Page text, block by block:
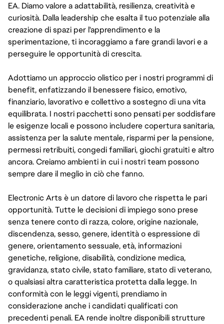
EA. Diamo valore a adattabilità, resilienza, creatività e
curiosità. Dalla leadership che esalta il tuo potenziale alla
creazione di spazi per l'apprendimento e la
sperimentazione, ti incoraggiamo a fare grandi lavori e a
perseguire le opportunità di crescita.
Adottiamo un approccio olistico per i nostri programmi di
benefit, enfatizzando il benessere fisico, emotivo,
finanziario, lavorativo e collettivo a sostegno di una vita
equilibrata. I nostri pacchetti sono pensati per soddisfare
le esigenze locali e possono includere copertura sanitaria,
assistenza per la salute mentale, risparmi per la pensione,
permessi retribuiti, congedi familiari, giochi gratuiti e altro
ancora. Creiamo ambienti in cui i nostri team possono
sempre dare il meglio in ciò che fanno.
Electronic Arts è un datore di lavoro che rispetta le pari
opportunità. Tutte le decisioni di impiego sono prese
senza tenere conto di razza, colore, origine nazionale,
discendenza, sesso, genere, identità o espressione di
genere, orientamento sessuale, età, informazioni
genetiche, religione, disabilità, condizione medica,
gravidanza, stato civile, stato familiare, stato di veterano,
o qualsiasi altra caratteristica protetta dalla legge. In
conformità con le leggi vigenti, prendiamo in
considerazione anche i candidati qualificati con
precedenti penali. EA rende inoltre disponibili strutture